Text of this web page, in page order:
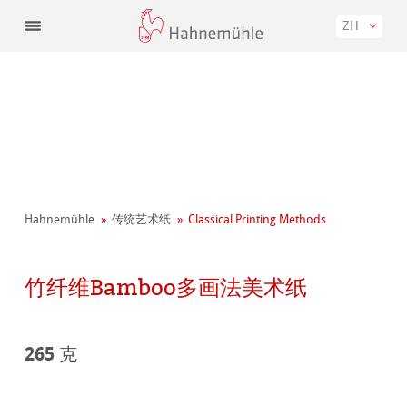
ZH
Hahnemühle 传统艺术纸 Classical Printing Methods
竹纤维Bamboo多画法美术纸
265 克